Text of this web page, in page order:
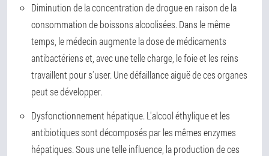
Diminution de la concentration de drogue en raison de la
consommation de boissons alcoolisées. Dans le même
temps, le médecin augmente la dose de médicaments
antibactériens et, avec une telle charge, le foie et les reins
travaillent pour s'user. Une défaillance aiguë de ces organes
peut se développer.
Dysfonctionnement hépatique. L'alcool éthylique et les
antibiotiques sont décomposés par les mêmes enzymes
hépatiques. Sous une telle influence, la production de ces